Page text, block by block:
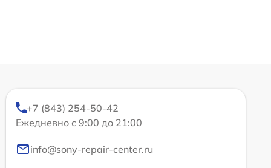
+7 (843) 254-50-42
Ежедневно с 9:00 до 21:00
info@sony-repair-center.ru